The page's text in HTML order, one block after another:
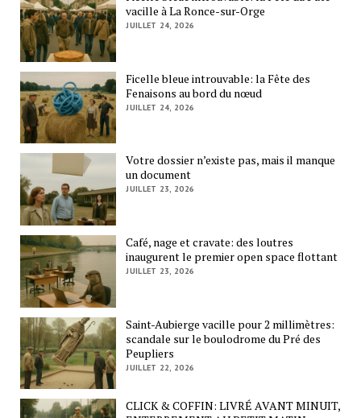
vacille à La Ronce-sur-Orge
JUILLET 24, 2026
Ficelle bleue introuvable: la Fête des
Fenaisons au bord du nœud
JUILLET 24, 2026
Votre dossier n’existe pas, mais il manque
un document
JUILLET 23, 2026
Café, nage et cravate: des loutres
inaugurent le premier open space flottant
JUILLET 23, 2026
Saint-Aubierge vacille pour 2 millimètres:
scandale sur le boulodrome du Pré des
Peupliers
JUILLET 22, 2026
CLICK & COFFIN: LIVRÉ AVANT MINUIT,